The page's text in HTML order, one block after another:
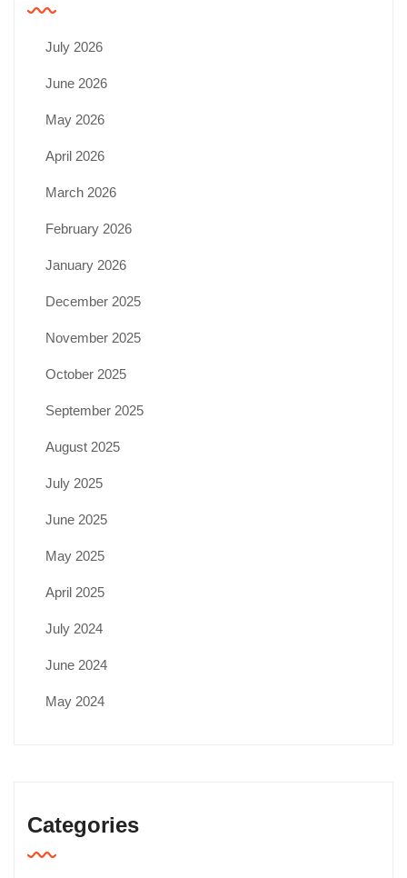
July 2026
June 2026
May 2026
April 2026
March 2026
February 2026
January 2026
December 2025
November 2025
October 2025
September 2025
August 2025
July 2025
June 2025
May 2025
April 2025
July 2024
June 2024
May 2024
Categories